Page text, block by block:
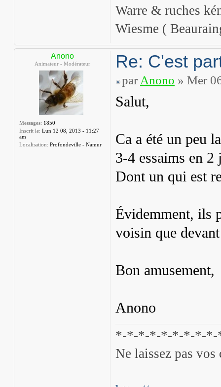
Warre & ruches
Wiesme (
Anono
Animateur - Modérateur
Messages: 1850
Inscrit le: Lun 12 08, 2013 - 11:27
am
Localisation: Profondeville - Namur
Re: C'est
par Anono » Mer
Salut,
Ca a été un peu
3-4 essaims en 2
Dont un qui est
Évidemment, ils
voisin que
Bon amusement,
Anono
*-*-*-*-*-*-*-*-
Ne laissez pas